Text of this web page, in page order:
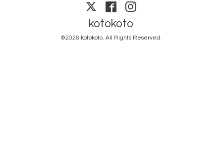
kotokoto
©2026 kotokoto. All Rights Reserved.